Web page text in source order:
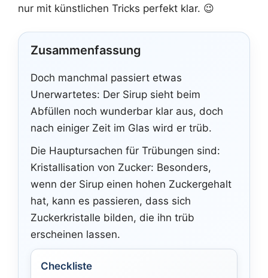
nur mit künstlichen Tricks perfekt klar. 😉
Zusammenfassung
Doch manchmal passiert etwas
Unerwartetes: Der Sirup sieht beim
Abfüllen noch wunderbar klar aus, doch
nach einiger Zeit im Glas wird er trüb.
Die Hauptursachen für Trübungen sind:
Kristallisation von Zucker: Besonders,
wenn der Sirup einen hohen Zuckergehalt
hat, kann es passieren, dass sich
Zuckerkristalle bilden, die ihn trüb
erscheinen lassen.
Checkliste